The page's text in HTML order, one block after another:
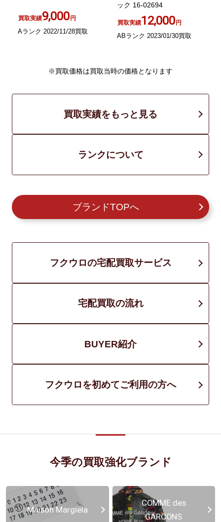
買取実績9,000円
Aランク 2022/11/28買取
ック 16-02694
買取実績12,000円
ABランク 2023/01/30買取
※買取価格は買取当時の価格となります
買取実績をもっと見る
ランクについて
ブランドTOPへ
フクウロの宅配買取サービス
宅配買取の流れ
BUYER紹介
フクウロを初めてご利用の方へ
今季の買取強化ブランド
Maison Margiela
COMME des
GARCONS